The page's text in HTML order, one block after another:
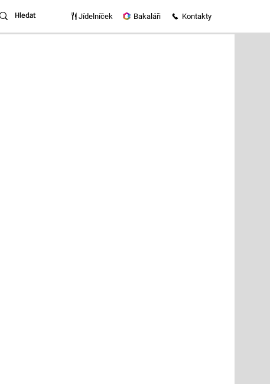
Jídelníček Bakaláři Kontakty